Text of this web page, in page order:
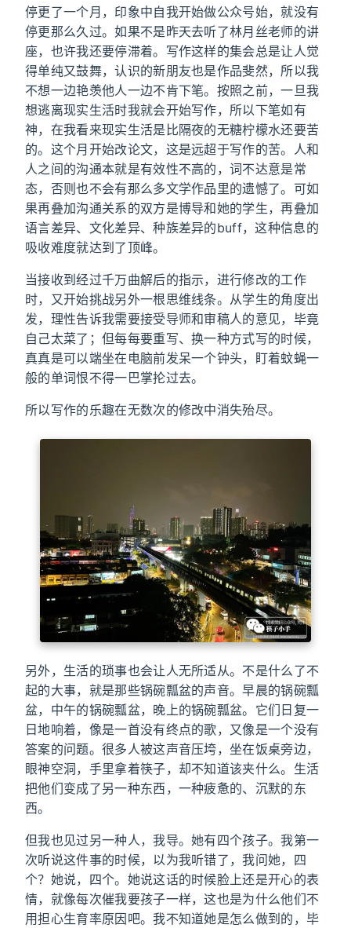
停更了一个月，印象中自我开始做公众号始，就没有
停更那么久过。如果不是昨天去听了林月丝老师的讲
座，也许我还要停滞着。写作这样的集会总是让人觉
得单纯又鼓舞，认识的新朋友也是作品斐然，所以我
不想一边艳羡他人一边不肯下笔。按照之前，一旦我
想逃离现实生活时我就会开始写作，所以下笔如有
神，在我看来现实生活是比隔夜的无糖柠檬水还要苦
的。这个月开始改论文，这是远超于写作的苦。人和
人之间的沟通本就是有效性不高的，词不达意是常
态，否则也不会有那么多文学作品里的遗憾了。可如
果再叠加沟通关系的双方是博导和她的学生，再叠加
语言差异、文化差异、种族差异的buff，这种信息的
吸收难度就达到了顶峰。
当接收到经过千万曲解后的指示，进行修改的工作
时，又开始挑战另外一根思维线条。从学生的角度出
发，理性告诉我需要接受导师和审稿人的意见，毕竟
自己太菜了；但每每要重写、换一种方式写的时候，
真真是可以端坐在电脑前发呆一个钟头，盯着蚊蝇一
般的单词恨不得一巴掌抡过去。
所以写作的乐趣在无数次的修改中消失殆尽。
另外，生活的琐事也会让人无所适从。不是什么了不
起的大事，就是那些锅碗瓢盆的声音。早晨的锅碗瓢
盆，中午的锅碗瓢盆，晚上的锅碗瓢盆。它们日复一
日地响着，像是一首没有终点的歌，又像是一个没有
答案的问题。很多人被这声音压垮，坐在饭桌旁边，
眼神空洞，手里拿着筷子，却不知道该夹什么。生活
把他们变成了另一种东西，一种疲惫的、沉默的东
西。
但我也见过另一种人，我导。她有四个孩子。我第一
次听说这件事的时候，以为我听错了，我问她，四
个？她说，四个。她说这话的时候脸上还是开心的表
情，就像每次催我要孩子一样，这也是为什么他们不
用担心生育率原因吧。我不知道她是怎么做到的，毕